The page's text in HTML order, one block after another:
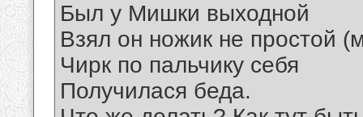
Был у Мишки выходной
Взял он ножик не простой
Чирк по пальчику себя
Получилася беда.